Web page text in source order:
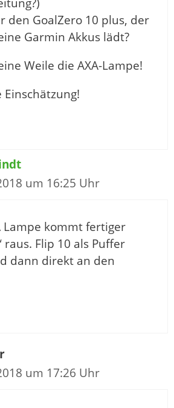
den GoalZero 10 plus, der
Garmin Akkus lädt?
Weile die AXA-Lampe!
um 16:25 Uhr
Lampe kommt fertiger
raus. Flip 10 als Puffer
dann direkt an den
um 17:26 Uhr